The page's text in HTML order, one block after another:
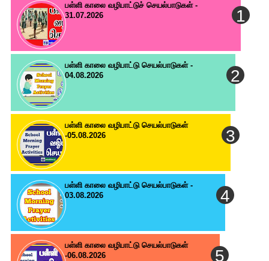
பள்ளி காலை வழிபாட்டுச் செயல்பாடுகள் -
31.07.2026
பள்ளி காலை வழிபாட்டு செயல்பாடுகள் -
04.08.2026
பள்ளி காலை வழிபாட்டு செயல்பாடுகள்
-05.08.2026
பள்ளி காலை வழிபாட்டு செயல்பாடுகள் -
03.08.2026
பள்ளி காலை வழிபாட்டு செயல்பாடுகள்
-06.08.2026